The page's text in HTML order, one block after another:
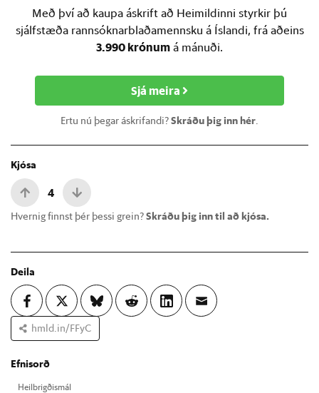
Með því að kaupa áskrift að Heimildinni styrkir þú
sjálfstæða rannsóknarblaðamennsku á Íslandi, frá aðeins
3.990 krónum á mánuði.
Sjá meira
Ertu nú þegar áskrifandi?Skráðu þig inn hér.
Kjósa
4
Hvernig finnst þér þessi grein?Skráðu þig inn til að kjósa.
Deila
hmld.in/FFyC
Efnisorð
Heil­brigð­is­mál